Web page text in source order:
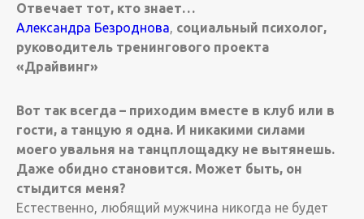
Отвечает тот, кто знает…
Александра Безроднова, социальный психолог,
руководитель тренингового проекта
«Драйвинг»
Вот так всегда – приходим вместе в клуб или в
гости, а танцую я одна. И никакими силами
моего увальня на танцплощадку не вытянешь.
Даже обидно становится. Может быть, он
стыдится меня?
Естественно, любящий мужчина никогда не будет